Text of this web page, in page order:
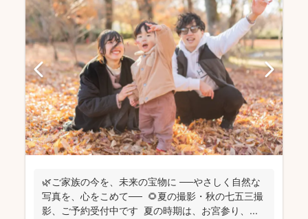
🌿ご家族の今を、未来の宝物に ──やさしく自然な
写真を、心をこめて── 🌻夏の撮影・秋の七五三撮
影、ご予約受付中です 夏の時期は、お宮参り、...